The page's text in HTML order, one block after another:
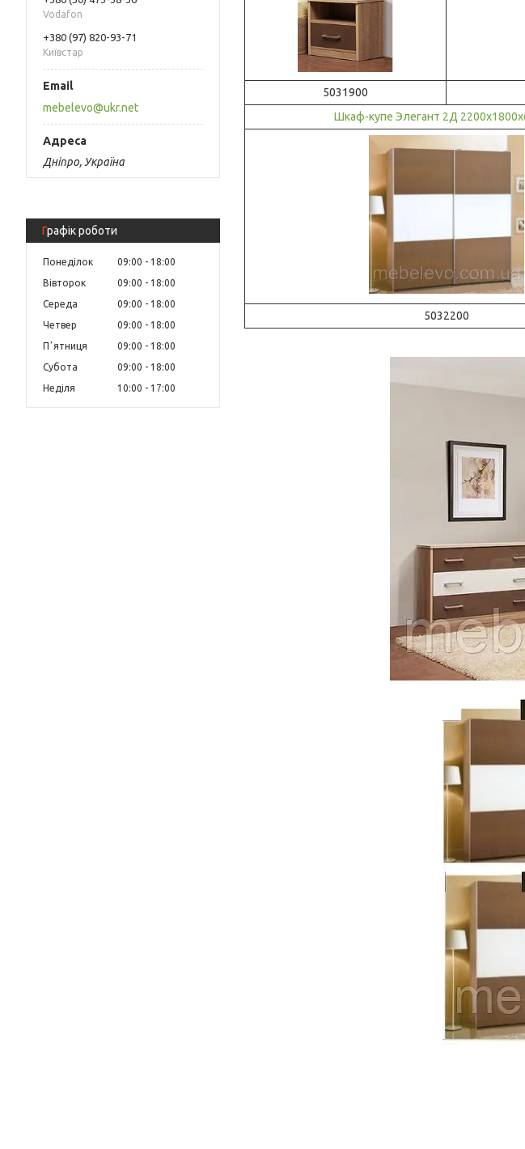
Vodafon
+380 (97) 820-93-71
Київстар
mebelevo@ukr.net
Дніпро, Україна
Графік роботи
Понеділок 09:00
18:00
Вівторок
09:00
18:00
Середа
09:00
18:00
Четвер
09:00
18:00
Пʼятниця
09:00
18:00
Субота
09:00
18:00
Неділя
10:00 17:00
5031900
Шкаф-купе Элегант 2Д
5032200